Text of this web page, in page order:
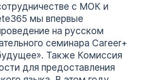
с МОК и
мы впервые
на русском
семинара Career+
Также Комиссия
для предоставления